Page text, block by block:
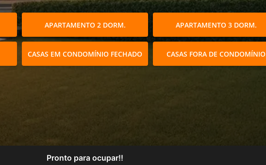
APARTAMENTO 2 DORM. APARTAMENTO 3 DORM.
CASAS EM CONDOMÍNIO FECHADO CASAS FORA DE CONDOMÍNIO
Pronto para ocupar!!